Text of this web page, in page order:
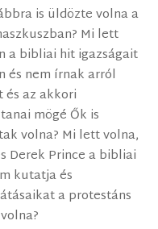
is üldözte volna a
Mi lett
a bibliai hit igazságait
és nem írnak arról
az akkori
mögé Ők is
volna? Mi lett volna,
Derek Prince a bibliai
kutatja és
a protestáns